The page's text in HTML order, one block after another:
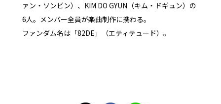
ァン・ソンビン）、KIM DO GYUN（キム・ドギュン）の
6人。メンバー全員が楽曲制作に携わる。
ファンダム名は「82DE」（エティテュード）。